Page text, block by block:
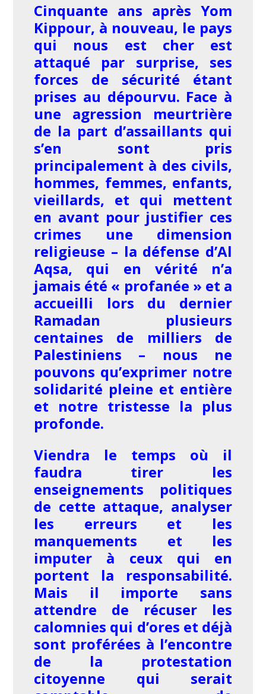
Cinquante ans après Yom
Kippour, à nouveau, le pays
qui nous est cher est
attaqué par surprise, ses
forces de sécurité étant
prises au dépourvu. Face à
une agression meurtrière
de la part d’assaillants qui
s’en sont pris
principalement à des civils,
hommes, femmes, enfants,
vieillards, et qui mettent
en avant pour justifier ces
crimes une dimension
religieuse – la défense d’Al
Aqsa, qui en vérité n’a
jamais été « profanée » et a
accueilli lors du dernier
Ramadan plusieurs
centaines de milliers de
Palestiniens – nous ne
pouvons qu’exprimer notre
solidarité pleine et entière
et notre tristesse la plus
profonde.
Viendra le temps où il
faudra tirer les
enseignements politiques
de cette attaque, analyser
les erreurs et les
manquements et les
imputer à ceux qui en
portent la responsabilité.
Mais il importe sans
attendre de récuser les
calomnies qui d’ores et déjà
sont proférées à l’encontre
de la protestation
citoyenne qui serait